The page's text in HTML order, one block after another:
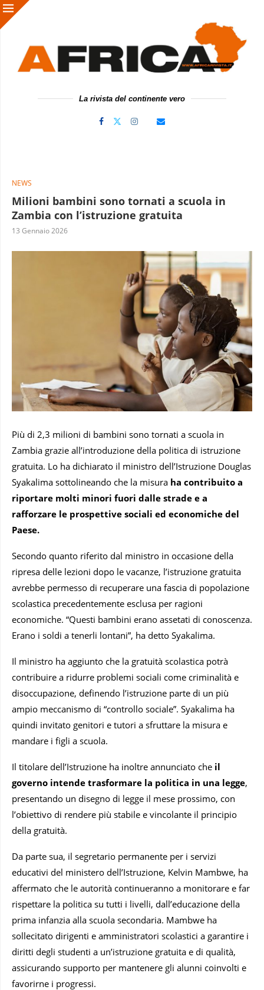
La rivista del continente vero
NEWS
Milioni bambini sono tornati a scuola in
Zambia con l’istruzione gratuita
13 Gennaio 2026
Più di 2,3 milioni di bambini sono tornati a scuola in
Zambia grazie all’introduzione della politica di istruzione
gratuita. Lo ha dichiarato il ministro dell’Istruzione Douglas
Syakalima sottolineando che la misura ha contribuito a
riportare molti minori fuori dalle strade e a
rafforzare le prospettive sociali ed economiche del
Paese.
Secondo quanto riferito dal ministro in occasione della
ripresa delle lezioni dopo le vacanze, l’istruzione gratuita
avrebbe permesso di recuperare una fascia di popolazione
scolastica precedentemente esclusa per ragioni
economiche. “Questi bambini erano assetati di conoscenza.
Erano i soldi a tenerli lontani”, ha detto Syakalima.
Il ministro ha aggiunto che la gratuità scolastica potrà
contribuire a ridurre problemi sociali come criminalità e
disoccupazione, definendo l’istruzione parte di un più
ampio meccanismo di “controllo sociale”. Syakalima ha
quindi invitato genitori e tutori a sfruttare la misura e
mandare i figli a scuola.
Il titolare dell’Istruzione ha inoltre annunciato che il
governo intende trasformare la politica in una legge,
presentando un disegno di legge il mese prossimo, con
l’obiettivo di rendere più stabile e vincolante il principio
della gratuità.
Da parte sua, il segretario permanente per i servizi
educativi del ministero dell’Istruzione, Kelvin Mambwe, ha
affermato che le autorità continueranno a monitorare e far
rispettare la politica su tutti i livelli, dall’educazione della
prima infanzia alla scuola secondaria. Mambwe ha
sollecitato dirigenti e amministratori scolastici a garantire i
diritti degli studenti a un’istruzione gratuita e di qualità,
assicurando supporto per mantenere gli alunni coinvolti e
favorirne i progressi.